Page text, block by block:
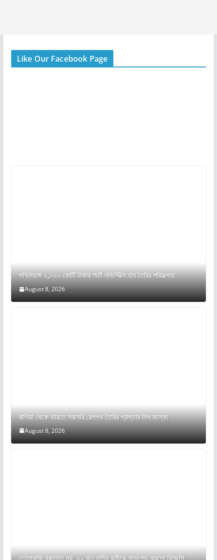
Like Our Facebook Page
পশ্চিমবঙ্গে ২,০০০ কোটি টাকার স্মার্ট লজিস্টিক্স হাব তৈরির পরিকল্পনা
August 8, 2026
রাশিয়া থেকে ভারতে সরাসরি রেলপথ তৈরির প্রস্তাব দিল মস্কো
August 8, 2026